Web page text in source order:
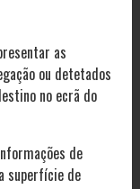
as
ou detetados
no ecrã do
de
superfície de